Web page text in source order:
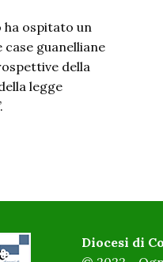
ha ospitato un
guanelliane
della
legge
Diocesi di